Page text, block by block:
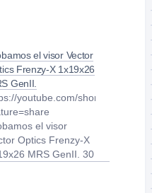
el visor Vector
Frenzy-X 1x19x26
GenII.
youtube.com/shorts/
el visor
Optics Frenzy-X
MRS GenII. 30